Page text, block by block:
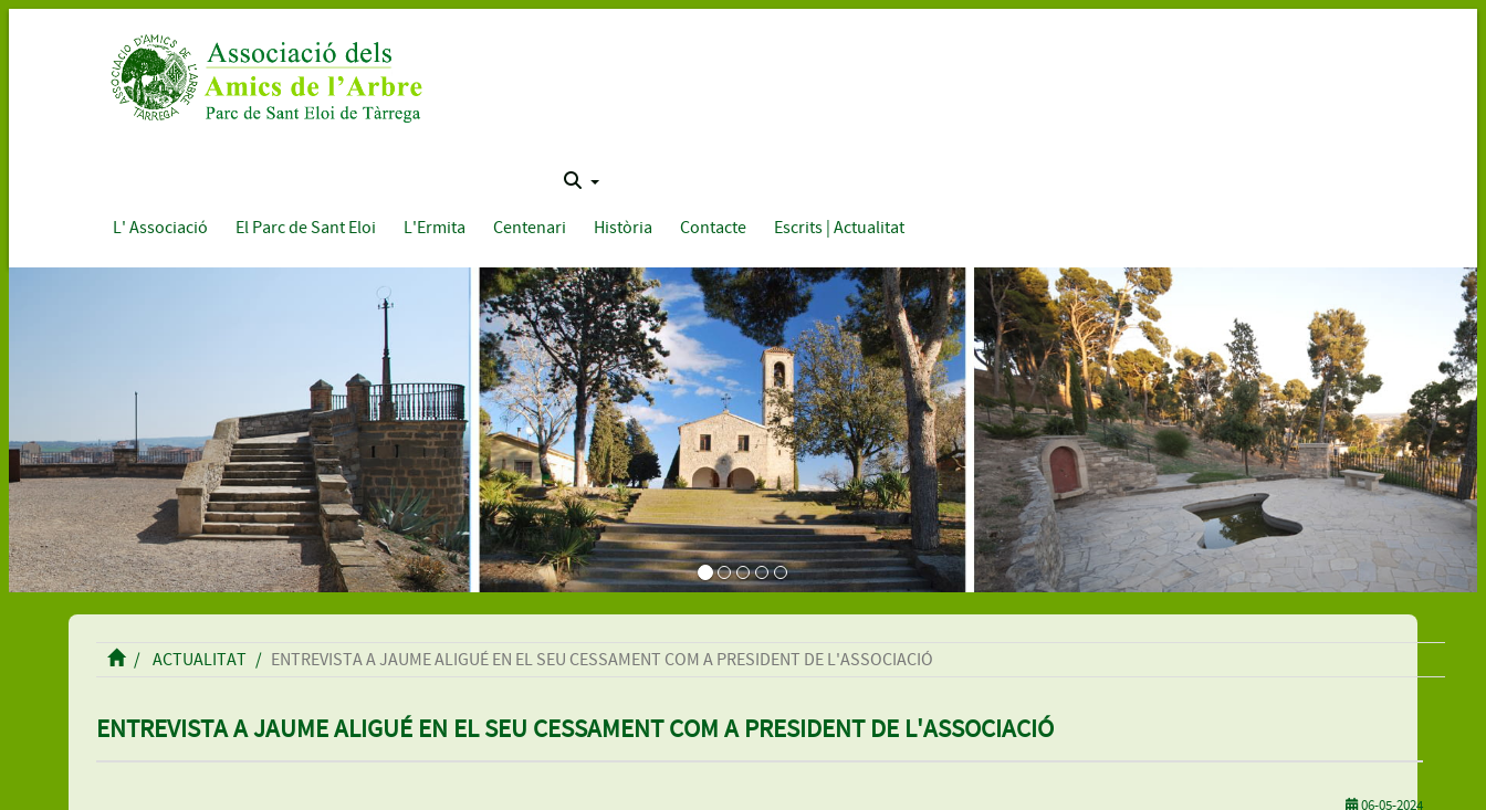
L' Associació El Parc de Sant Eloi L'Ermita Centenari Història Contacte Escrits | Actualitat
ACTUALITAT ENTREVISTA A JAUME ALIGUÉ EN EL SEU CESSAMENT COM A PRESIDENT DE L'ASSOCIACIÓ
ENTREVISTA A JAUME ALIGUÉ EN EL SEU CESSAMENT COM A PRESIDENT DE L'ASSOCIACIÓ
06-05-2024